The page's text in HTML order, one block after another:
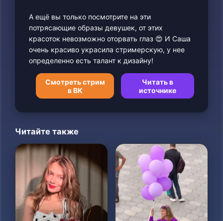
А ещё вы только посмотрите на эти
потрясающие образы девушек, от этих
красоток невозможно оторвать глаз 😍 И Саша
очень красиво украсила стримерскую, у нее
определенно есть талант к дизайну!
Смотреть стрим
в ВК
Читать в
источнике
Читайте также